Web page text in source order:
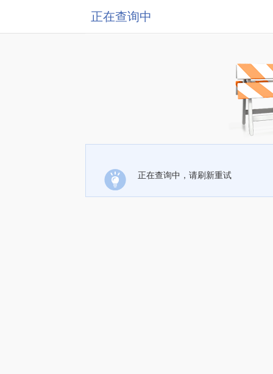
正在查询中
正在查询中，请刷新重试